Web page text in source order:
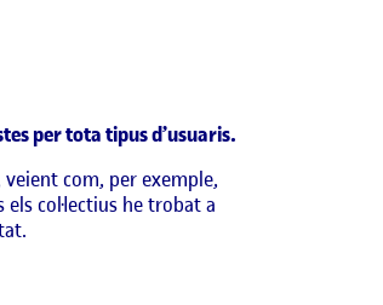
per tota tipus d’usuaris.
com, per exemple,
col·lectius he trobat a